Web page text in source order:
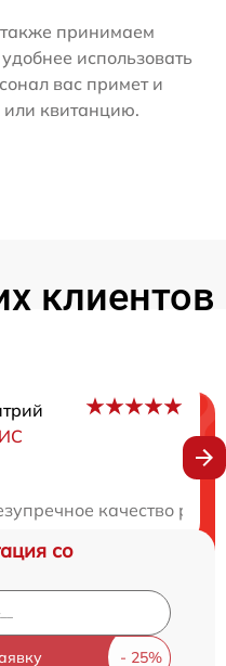
принимаем
использовать
вас примет и
или квитанцию.
клиентов
качество
со